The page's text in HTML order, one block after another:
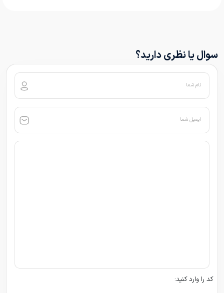
سوال یا نظری دارید؟
نام شما
ایمیل شما
کد را وارد کنید: